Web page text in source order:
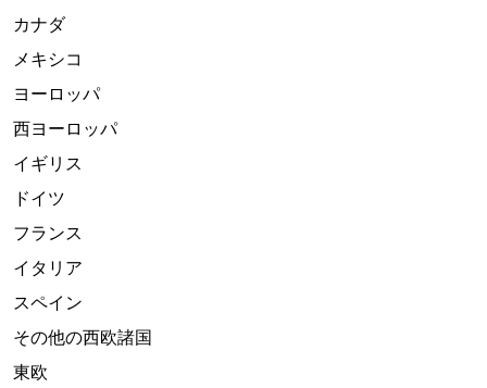
カナダ
メキシコ
ヨーロッパ
西ヨーロッパ
イギリス
ドイツ
フランス
イタリア
スペイン
その他の西欧諸国
東欧